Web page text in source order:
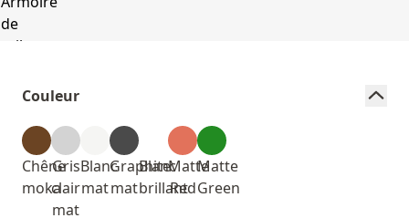
Couleur
Chêne
moka
Gris
clair
mat
Blanc
mat
Graphite
mat
Blanc
brillant
Matte
Red
Matte
Green